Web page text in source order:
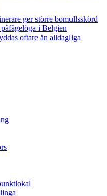
ger större bomullsskörd
i Belgien
oftare än alldagliga